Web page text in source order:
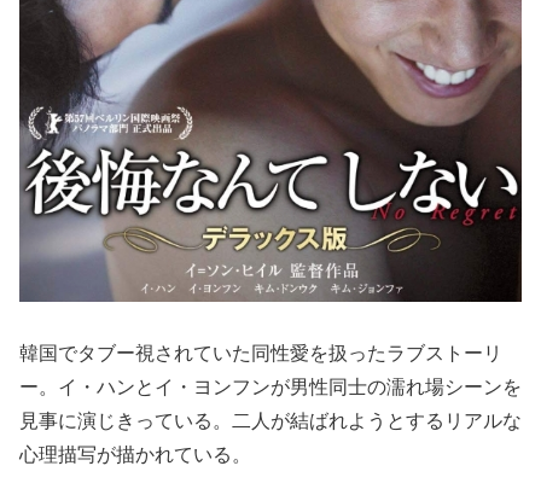
韓国でタブー視されていた同性愛を扱ったラブストーリ
ー。イ・ハンとイ・ヨンフンが男性同士の濡れ場シーンを
見事に演じきっている。二人が結ばれようとするリアルな
心理描写が描かれている。